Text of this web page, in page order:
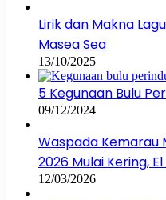
Lirik dan Makna
Masea Sea
13/10/2025
5 Kegunaan Bulu
09/12/2024
Waspada Kemarau
2026 Mulai Kering,
12/03/2026